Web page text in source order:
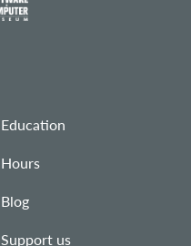
Education
Hours
Blog
Support us